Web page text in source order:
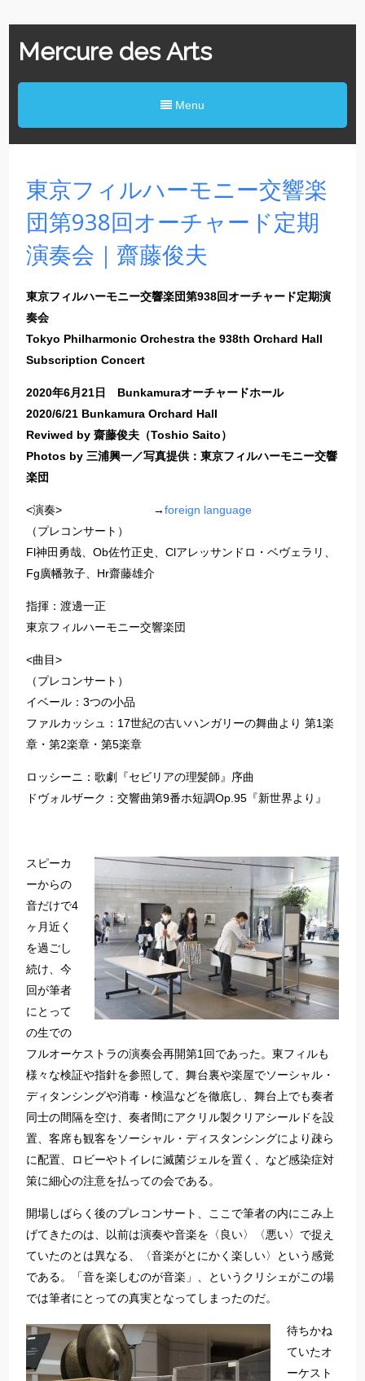
Mercure des Arts
Menu
東京フィルハーモニー交響楽
団第938回オーチャード定期
演奏会｜齋藤俊夫
東京フィルハーモニー交響楽団第938回オーチャード定期演
奏会
Tokyo Philharmonic Orchestra the 938th Orchard Hall
Subscription Concert
2020年6月21日 Bunkamuraオーチャードホール
2020/6/21 Bunkamura Orchard Hall
Reviwed by 齋藤俊夫（Toshio Saito）
Photos by 三浦興一／写真提供：東京フィルハーモニー交響
楽団
<演奏> →foreign language
（プレコンサート）
Fl神田勇哉、Ob佐竹正史、Clアレッサンドロ・ベヴェラリ、
Fg廣幡敦子、Hr齋藤雄介
指揮：渡邊一正
東京フィルハーモニー交響楽団
<曲目>
（プレコンサート）
イベール：3つの小品
ファルカッシュ：17世紀の古いハンガリーの舞曲より 第1楽
章・第2楽章・第5楽章
ロッシーニ：歌劇『セビリアの理髪師』序曲
ドヴォルザーク：交響曲第9番ホ短調Op.95『新世界より』
スピーカ
ーからの
音だけで4
ヶ月近く
を過ごし
続け、今
回が筆者
にとって
の生での
フルオーケストラの演奏会再開第1回であった。東フィルも
様々な検証や指針を参照して、舞台裏や楽屋でソーシャル・
ディタンシングや消毒・検温などを徹底し、舞台上でも奏者
同士の間隔を空け、奏者間にアクリル製クリアシールドを設
置、客席も観客をソーシャル・ディスタンシングにより疎ら
に配置、ロビーやトイレに滅菌ジェルを置く、など感染症対
策に細心の注意を払っての会である。
開場しばらく後のプレコンサート、ここで筆者の内にこみ上
げてきたのは、以前は演奏や音楽を〈良い〉〈悪い〉で捉え
ていたのとは異なる、〈音楽がとにかく楽しい〉という感覚
である。「音を楽しむのが音楽」、というクリシェがこの場
では筆者にとっての真実となってしまったのだ。
待ちかね
ていたオ
ーケスト